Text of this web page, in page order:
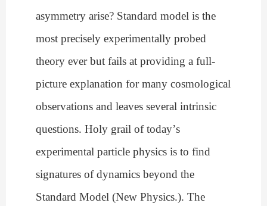
asymmetry arise? Standard model is the
most precisely experimentally probed
theory ever but fails at providing a full-
picture explanation for many cosmological
observations and leaves several intrinsic
questions. Holy grail of today’s
experimental particle physics is to find
signatures of dynamics beyond the
Standard Model (New Physics.). The